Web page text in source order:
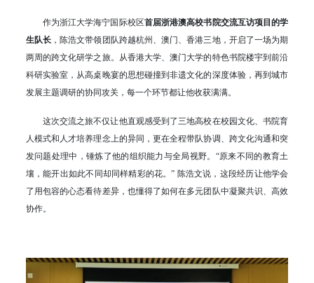
作为浙江大学海宁国际校区首届浙港澳高校书院交流互访项目的学
生队长 ，陈浩文带领团队跨越杭州、澳门、香港三地，开启了一场为期
两周的跨文化研学之旅。从香港大学、澳门大学的特色书院楼宇到前沿
科研实验室，从高桌晚宴的思想碰撞到非遗文化的深度体验，再到城市
发展主题调研的协同攻关，每一个环节都让他收获满满。
这次交流之旅不仅让他直观感受到了三地高校在校园文化、书院育
人模式和人才培养理念上的异同，更在全程带队协调、跨文化沟通和突
发问题处理中，锤炼了他的组织能力与全局视野。“原来不同的教育土
壤，能开出如此不同却同样精彩的花。” 陈浩文说，这段经历让他学会
了用包容的心态看待差异，也懂得了如何在多元团队中凝聚共识、高效
协作。